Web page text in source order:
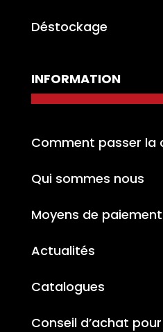
Déstockage
INFORMATION
Comment passer la
Qui sommes nous
Moyens de paiement
Actualités
Catalogues
Conseil d’achat